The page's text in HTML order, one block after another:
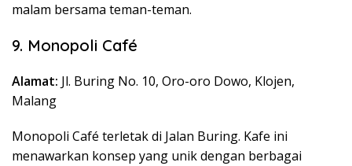
malam bersama teman-teman.
9. Monopoli Café
Alamat: Jl. Buring No. 10, Oro-oro Dowo, Klojen,
Malang
Monopoli Café terletak di Jalan Buring. Kafe ini
menawarkan konsep yang unik dengan berbagai